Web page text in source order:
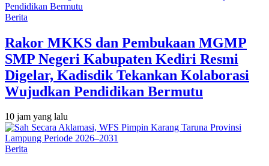
Berita
Rakor MKKS dan Pembukaan MGMP
SMP Negeri Kabupaten Kediri Resmi
Digelar, Kadisdik Tekankan Kolaborasi
Wujudkan Pendidikan Bermutu
10 jam yang lalu
Berita